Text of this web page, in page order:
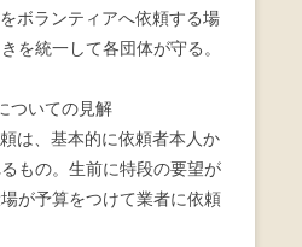
ボランティアへ依頼する場
を統一して各団体が守る。
ついての見解
は、基本的に依頼者本人か
もの。生前に特段の要望が
が予算をつけて業者に依頼